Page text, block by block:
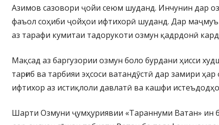
Азимов сазовори ҷойи сеюм шуданд. Инчунин дар
фаъол соҳиби ҷойҳои ифтихорӣ шуданд. Дар
аз тарафи кумитаи тадорукоти озмун қадрдонӣ
Мақсад аз баргузории озмун боло бурдани ҳисси
тарғиб ва тарбияи эҳсоси ватандӯстӣ дар замири
ифтихор аз истиқлоли давлатӣ ва кашфи
Шарти Озмуни ҷумҳуриявии «Тараннуми Ватан» ин